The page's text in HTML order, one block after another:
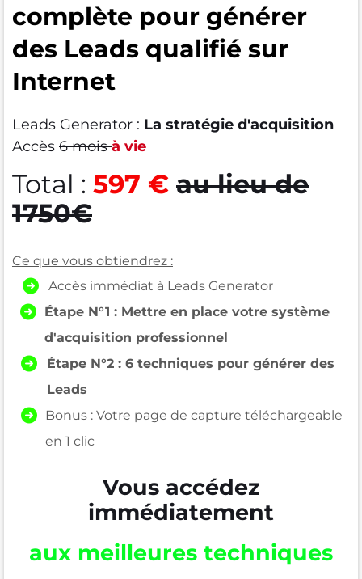
complète pour générer
des Leads qualifié sur
Internet
Leads Generator : La stratégie d'acquisition
Accès 6 moisà vie
Total : 597 € au lieu de
1750€
Ce que vous obtiendrez :
Accès immédiat à Leads Generator
Étape N°1 : Mettre en place votre système
d'acquisition professionnel
Étape N°2 : 6 techniques pour générer des
Leads
Bonus : Votre page de capture téléchargeable
en 1 clic
Vous accédez
immédiatement
aux meilleures techniques